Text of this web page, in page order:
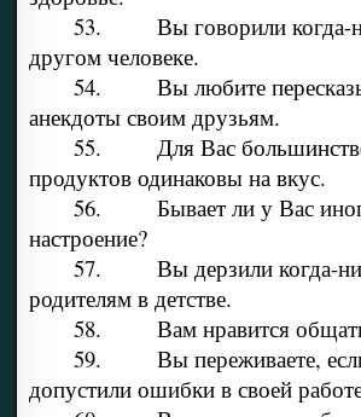
53. Вы говорили когда-
другом человеке.
54. Вы любите
анекдоты своим друзьям.
55. Для Вас
продуктов одинаковы на вкус.
56. Бывает ли у Вас
настроение?
57. Вы дерзили когда-
родителям в детстве.
58. Вам нравится
59. Вы переживаете, если
допустили ошибки в своей